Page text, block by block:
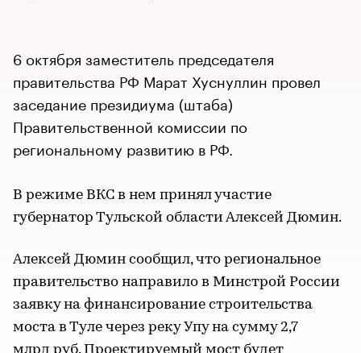
6 октября заместитель председателя
правительства РФ Марат Хуснуллин провел
заседание президиума (штаба)
Правительственной комиссии по
региональному развитию в РФ.
В режиме ВКС в нем принял участие
губернатор Тульской области Алексей Дюмин.
Алексей Дюмин сообщил, что региональное
правительство направило в Минстрой России
заявку на финансирование строительства
моста в Туле через реку Упу на сумму 2,7